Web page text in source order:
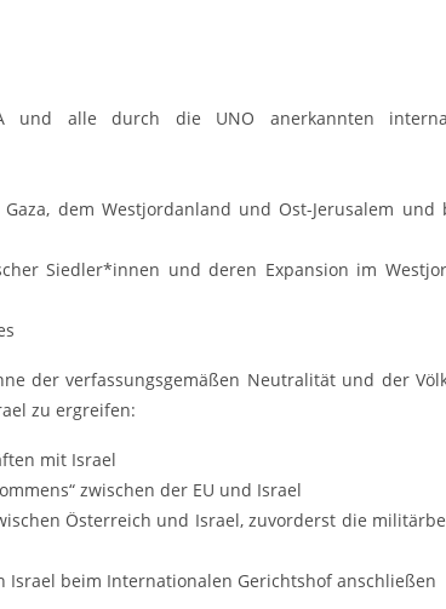
und alle durch die UNO anerkannten
dem Westjordanland und Ost-Jerusalem und
Siedler*innen und deren Expansion im
der verfassungsgemäßen Neutralität und der
zu ergreifen:
mit Israel
zwischen der EU und Israel
Österreich und Israel, zuvorderst die
Israel beim Internationalen Gerichtshof anschließen